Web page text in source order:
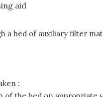
aid
a bed of auxiliary filter
: